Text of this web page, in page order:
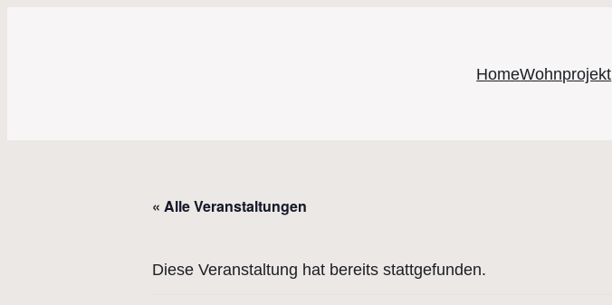
HomeWohnprojekt
« Alle Veranstaltungen
Diese Veranstaltung hat bereits stattgefunden.